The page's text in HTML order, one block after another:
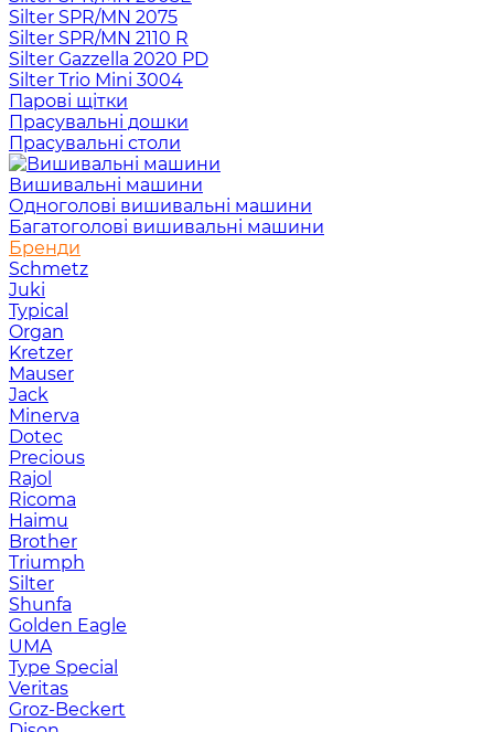
Silter SPR/MN 2075
Silter SPR/MN 2110 R
Silter Gazzella 2020 PD
Silter Trio Mini 3004
Парові щітки
Прасувальні дошки
Прасувальні столи
Вишивальні машини
Одноголові вишивальні машини
Багатоголові вишивальні машини
Бренди
Schmetz
Juki
Typical
Organ
Kretzer
Mauser
Jack
Minerva
Dotec
Precious
Rajol
Ricoma
Haimu
Brother
Triumph
Silter
Shunfa
Golden Eagle
UMA
Type Special
Veritas
Groz-Beckert